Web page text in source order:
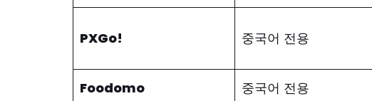
PXGo! 중국어 전용
Foodomo 중국어 전용